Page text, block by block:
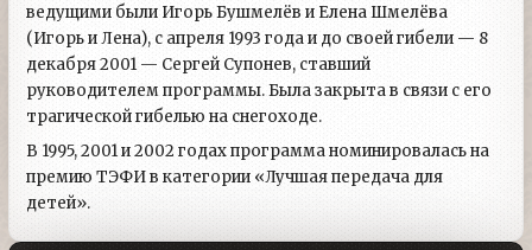
ведущими были Игорь Бушмелёв и Елена Шмелёва
(Игорь и Лена), с апреля 1993 года и до своей гибели — 8
декабря 2001 — Сергей Супонев, ставший
руководителем программы. Была закрыта в связи с его
трагической гибелью на снегоходе.
В 1995, 2001 и 2002 годах программа номинировалась на
премию ТЭФИ в категории «Лучшая передача для
детей».